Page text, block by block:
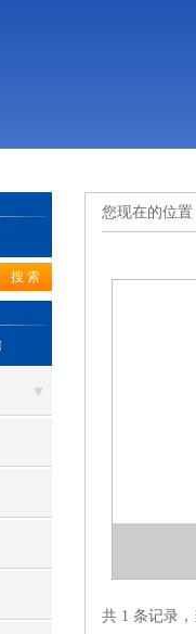
您现在的位置
共 1 条记录